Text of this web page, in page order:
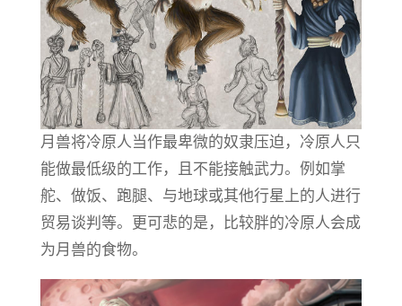
月兽将冷原人当作最卑微的奴隶压迫，冷原人只
能做最低级的工作，且不能接触武力。例如掌
舵、做饭、跑腿、与地球或其他行星上的人进行
贸易谈判等。更可悲的是，比较胖的冷原人会成
为月兽的食物。